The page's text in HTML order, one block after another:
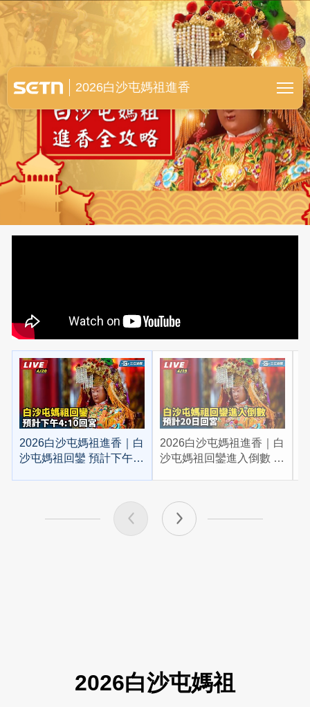
白沙屯媽祖進香全紀錄
2026白沙屯媽祖進香
2026白沙屯媽祖進香｜白
沙屯媽祖回鑾 預計下午
2026白沙屯媽祖進香｜白
沙屯媽祖回鑾進入倒數 預
2026白沙屯媽祖